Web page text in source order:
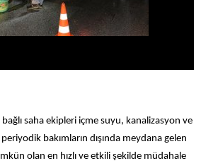
saha ekipleri içme suyu, kanalizasyon ve
bakımların dışında meydana gelen
olan en hızlı ve etkili şekilde müdahale